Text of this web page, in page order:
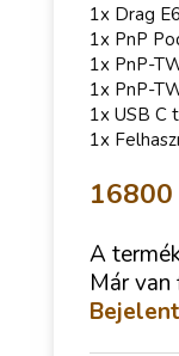
1x Drag
1x PnP
1x PnP-
1x PnP-
1x USB C
1x
16800
A
Már